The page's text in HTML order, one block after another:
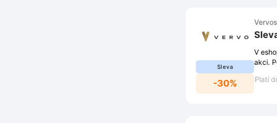
Sleva
-30%
V
akci.
Platí